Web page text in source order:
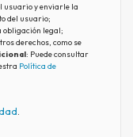
usuario y enviarle la
del usuario;
obligación legal;
derechos, como se
: Puede consultar
Política de